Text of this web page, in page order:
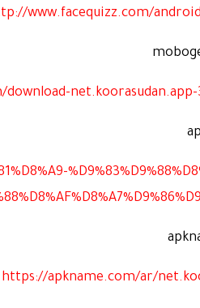
www.facequizz.com/android/
net.koorasudan.app-
https://apkname.com/ar/